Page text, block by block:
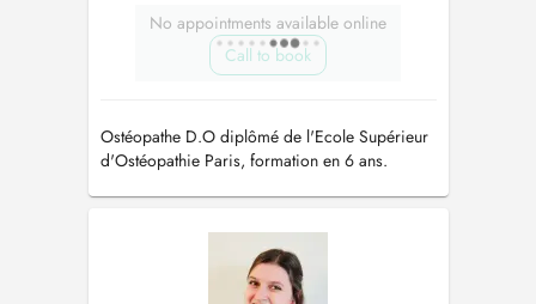
No appointments available online
Call to book
Ostéopathe D.O diplômé de l'Ecole Supérieur
d'Ostéopathie Paris, formation en 6 ans.